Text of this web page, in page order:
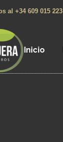
al +34 609 015 223
Inicio